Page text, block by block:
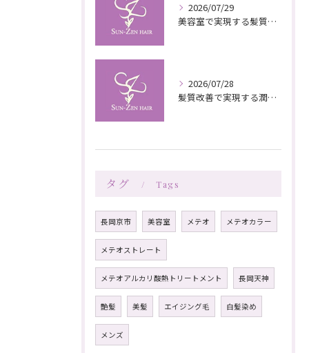
2026/07/29
美容室で実現する髪質改善の栄養補給技術
2026/07/28
髪質改善で実現する潤いと栄養のある美髪ケア
タグ Tags
長岡京市 美容室 メテオ メテオカラー
メテオストレート
メテオアルカリ酸熱トリートメント 長岡天神
艶髪 美髪 エイジング毛 白髪染め
メンズ